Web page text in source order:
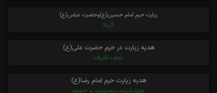
زیارت حرم امام حسین(ع)وحضرت عباس(ع)
کربلا
هدیه زیارت در حرم حضرت علی(ع)
نجف اشرف
هدیه زیارت حرم امام رضا(ع)
چهارشنبه،پنجشنبه و جمعه